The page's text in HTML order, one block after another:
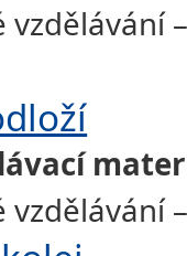
vzdělávání
vzdělávání